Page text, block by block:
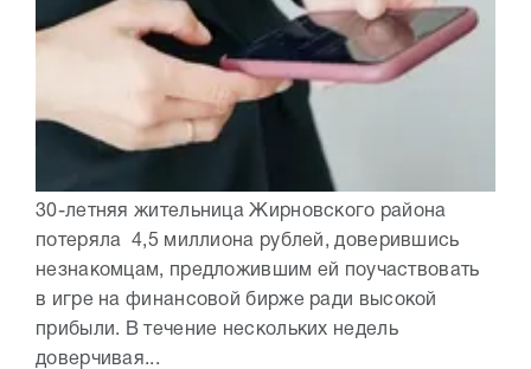
30-летняя жительница Жирновского района
потеряла 4,5 миллиона рублей, доверившись
незнакомцам, предложившим ей поучаствовать
в игре на финансовой бирже ради высокой
прибыли. В течение нескольких недель
доверчивая...